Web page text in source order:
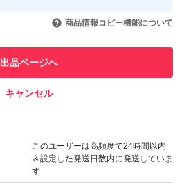
引を完了させた実績があります
での取引実績があります
このユーザーは高頻度で24時間以内
＆設定した発送日数内に発送していま
す
商品情報コピー機能について
出品ページへ
キャンセル